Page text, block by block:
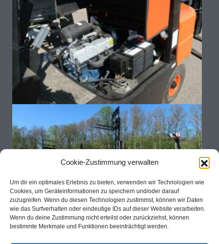
Cookie-Zustimmung verwalten
Um dir ein optimales Erlebnis zu bieten, verwenden wir Technologien wie
Cookies, um Geräteinformationen zu speichern und/oder darauf
zuzugreifen. Wenn du diesen Technologien zustimmst, können wir Daten
wie das Surfverhalten oder eindeutige IDs auf dieser Website verarbeiten.
Wenn du deine Zustimmung nicht erteilst oder zurückziehst, können
bestimmte Merkmale und Funktionen beeinträchtigt werden.